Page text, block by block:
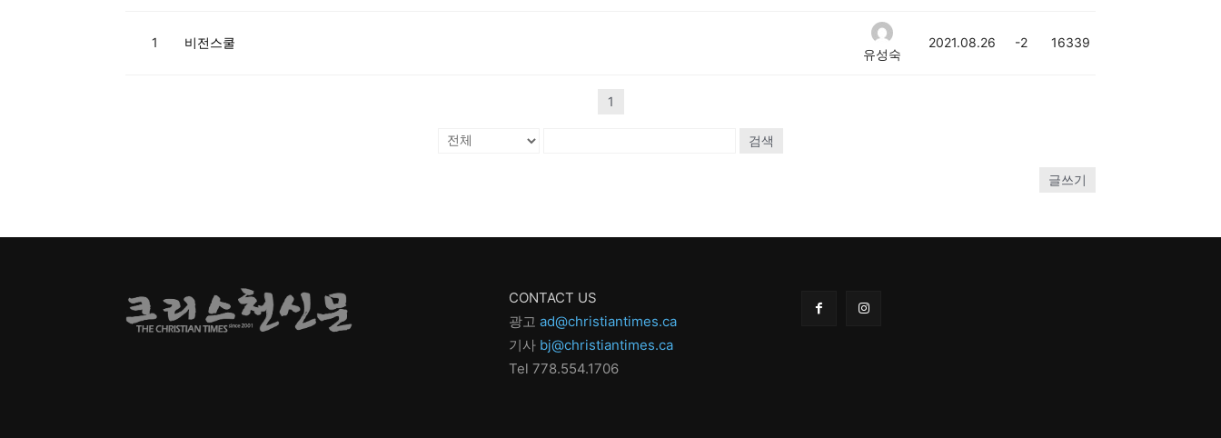
1 비전스쿨
유성숙
2021.08.26 -2 16339
1
검색
글쓰기
CONTACT US
광고 ad@christiantimes.ca
기사 bj@christiantimes.ca
Tel 778.554.1706